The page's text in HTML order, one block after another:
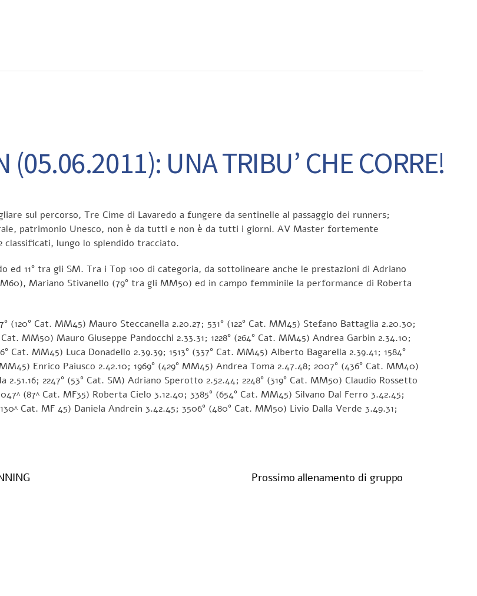
UNA TRIBU’ CHE CORRE!
sul percorso, Tre Cime di Lavaredo a fungere da sentinelle al passaggio dei runners;
patrimonio Unesco, non è da tutti e non è da tutti i giorni. AV Master fortemente
classificati, lungo lo splendido tracciato.
ed 11° tra gli SM. Tra i Top 100 di categoria, da sottolineare anche le prestazioni di Adriano
Mariano Stivanello (79° tra gli MM50) ed in campo femminile la performance di Roberta
(120° Cat. MM45) Mauro Steccanella 2.20.27; 531° (122° Cat. MM45) Stefano Battaglia 2.20.30;
MM50) Mauro Giuseppe Pandocchi 2.33.31; 1228° (264° Cat. MM45) Andrea Garbin 2.34.10;
Cat. MM45) Luca Donadello 2.39.39; 1513° (337° Cat. MM45) Alberto Bagarella 2.39.41; 1584°
Enrico Paiusco 2.42.10; 1969° (429° MM45) Andrea Toma 2.47.48; 2007° (436° Cat. MM40)
2247° (53° Cat. SM) Adriano Sperotto 2.52.44; 2248° (319° Cat. MM50) Claudio Rossetto
(87^ Cat. MF35) Roberta Cielo 3.12.40; 3385° (654° Cat. MM45) Silvano Dal Ferro 3.42.45;
Cat. MF 45) Daniela Andrein 3.42.45; 3506° (480° Cat. MM50) Livio Dalla Verde 3.49.31;
Prossimo allenamento di gruppo